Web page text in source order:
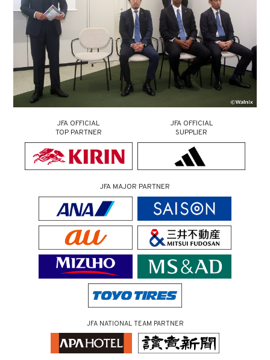
JFA OFFICIAL
TOP PARTNER
JFA OFFICIAL
SUPPLIER
JFA MAJOR PARTNER
JFA NATIONAL TEAM PARTNER